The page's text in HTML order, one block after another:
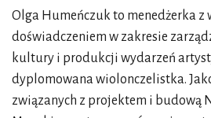
O proszę, nie pomyślałem, że i te
morzem! Nie są to jednak opery
Obie opowieści wyrosły w kulturze
Ich fabuła toczy się właśnie wokół
odpowiedzialności za siebie i
Samsona, czyli dzieło Saint-
Olga Humeńczuk to menedżerka z
doświadczeniem w zakresie
kultury i produkcji wydarzeń
dyplomowana wiolonczelistka.
związanych z projektem i budową